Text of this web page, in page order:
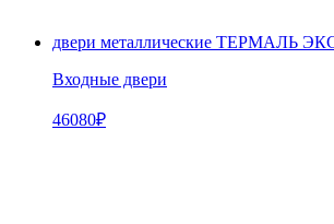
двери металлические ТЕРМАЛЬ
Входные двери
46080₽